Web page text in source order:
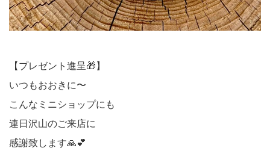
【プレゼント進呈🎁】
いつもおおきに〜
こんなミニショップにも
連日沢山のご来店に
感謝致します🙏💕